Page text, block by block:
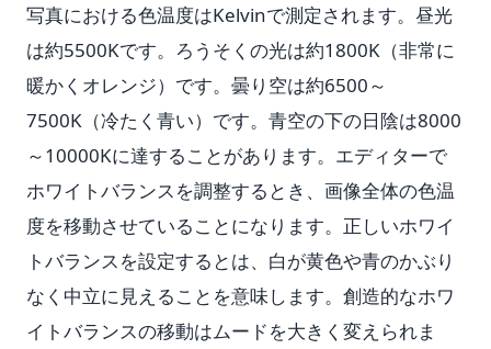
写真における色温度はKelvinで測定されます。昼光
は約5500Kです。ろうそくの光は約1800K（非常に
暖かくオレンジ）です。曇り空は約6500～
7500K（冷たく青い）です。青空の下の日陰は8000
～10000Kに達することがあります。エディターで
ホワイトバランスを調整するとき、画像全体の色温
度を移動させていることになります。正しいホワイ
トバランスを設定するとは、白が黄色や青のかぶり
なく中立に見えることを意味します。創造的なホワ
イトバランスの移動はムードを大きく変えられま